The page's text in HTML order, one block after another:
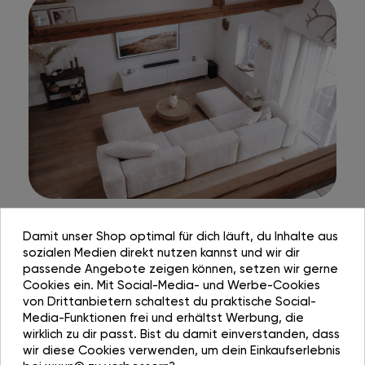
Damit unser Shop optimal für dich läuft, du Inhalte aus
sozialen Medien direkt nutzen kannst und wir dir
passende Angebote zeigen können, setzen wir gerne
Cookies ein. Mit Social-Media- und Werbe-Cookies
von Drittanbietern schaltest du praktische Social-
Media-Funktionen frei und erhältst Werbung, die
wirklich zu dir passt. Bist du damit einverstanden, dass
wir diese Cookies verwenden, um dein Einkaufserlebnis